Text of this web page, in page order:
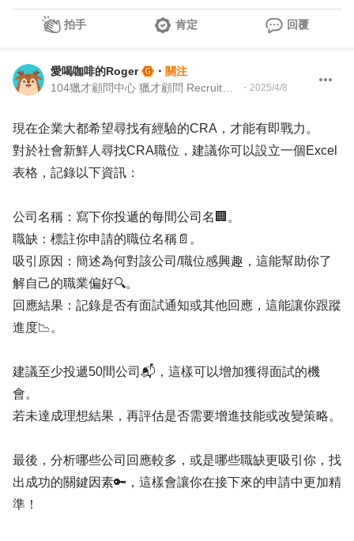
拍手 肯定 回覆
愛喝咖啡的Roger ・ 關注
・ 2025/4/8
現在企業大都希望尋找有經驗的CRA，才能有即戰力。
對於社會新鮮人尋找CRA職位，建議你可以設立一個Excel
表格，記錄以下資訊：
公司名稱：寫下你投遞的每間公司名🏢。
職缺：標註你申請的職位名稱📄。
吸引原因：簡述為何對該公司/職位感興趣，這能幫助你了
解自己的職業偏好🔍。
回應結果：記錄是否有面試通知或其他回應，這能讓你跟蹤
進度📉。
建議至少投遞50間公司📬，這樣可以增加獲得面試的機
會。
若未達成理想結果，再評估是否需要增進技能或改變策略。
最後，分析哪些公司回應較多，或是哪些職缺更吸引你，找
出成功的關鍵因素🔑，這樣會讓你在接下來的申請中更加精
準！